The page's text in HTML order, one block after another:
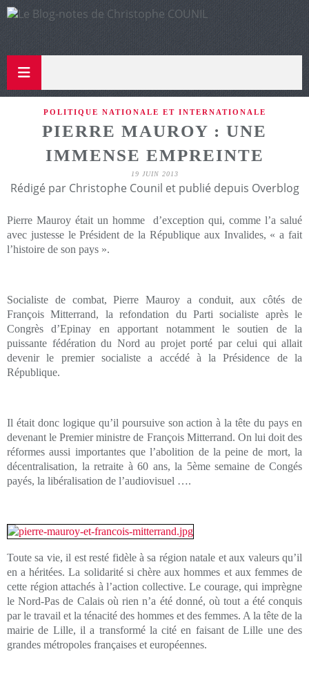
POLITIQUE NATIONALE ET INTERNATIONALE
PIERRE MAUROY : UNE
IMMENSE EMPREINTE
19 JUIN 2013
Rédigé par Christophe Counil et publié depuis Overblog
Pierre Mauroy était un homme d’exception qui, comme l’a salué
avec justesse le Président de la République aux Invalides, « a fait
l’histoire de son pays ».
Socialiste de combat, Pierre Mauroy a conduit, aux côtés de
François Mitterrand, la refondation du Parti socialiste après le
Congrès d’Epinay en apportant notamment le soutien de la
puissante fédération du Nord au projet porté par celui qui allait
devenir le premier socialiste a accédé à la Présidence de la
République.
Il était donc logique qu’il poursuive son action à la tête du pays en
devenant le Premier ministre de François Mitterrand. On lui doit des
réformes aussi importantes que l’abolition de la peine de mort, la
décentralisation, la retraite à 60 ans, la 5ème semaine de Congés
payés, la libéralisation de l’audiovisuel ….
Toute sa vie, il est resté fidèle à sa région natale et aux valeurs qu’il
en a héritées. La solidarité si chère aux hommes et aux femmes de
cette région attachés à l’action collective. Le courage, qui imprègne
le Nord-Pas de Calais où rien n’a été donné, où tout a été conquis
par le travail et la ténacité des hommes et des femmes. A la tête de la
mairie de Lille, il a transformé la cité en faisant de Lille une des
grandes métropoles françaises et européennes.